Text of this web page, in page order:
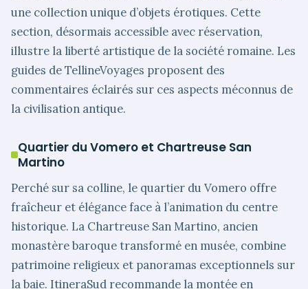
une collection unique d’objets érotiques. Cette
section, désormais accessible avec réservation,
illustre la liberté artistique de la société romaine. Les
guides de TellineVoyages proposent des
commentaires éclairés sur ces aspects méconnus de
la civilisation antique.
Quartier du Vomero et Chartreuse San
Martino
Perché sur sa colline, le quartier du Vomero offre
fraîcheur et élégance face à l’animation du centre
historique. La Chartreuse San Martino, ancien
monastère baroque transformé en musée, combine
patrimoine religieux et panoramas exceptionnels sur
la baie. ItineraSud recommande la montée en